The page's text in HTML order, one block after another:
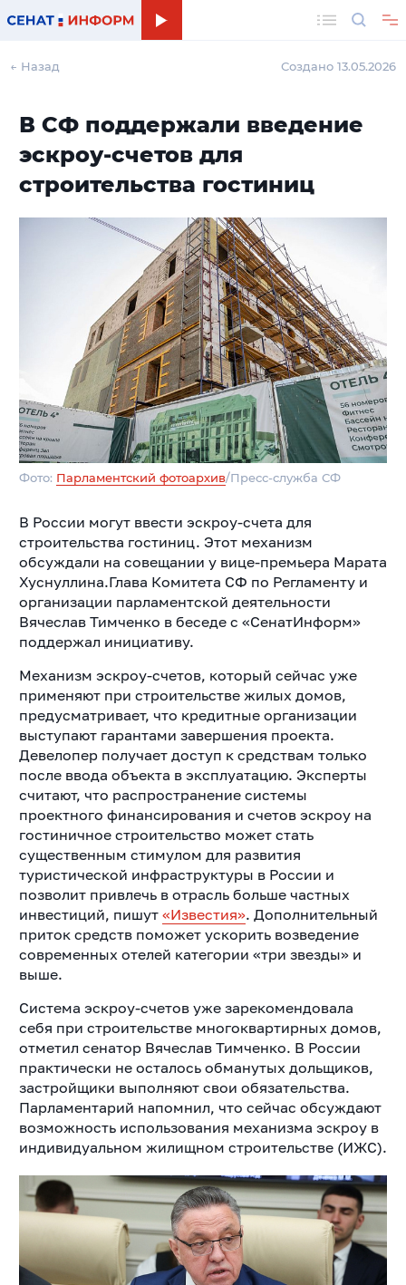
← Назад Создано 13.05.2026
В СФ поддержали введение
эскроу-счетов для
строительства гостиниц
Фото: Парламентский фотоархив/Пресс-служба СФ
В России могут ввести эскроу-счета для
строительства гостиниц. Этот механизм
обсуждали на совещании у вице-премьера Марата
Хуснуллина.Глава Комитета СФ по Регламенту и
организации парламентской деятельности
Вячеслав Тимченко в беседе с «СенатИнформ»
поддержал инициативу.
Механизм эскроу-счетов, который сейчас уже
применяют при строительстве жилых домов,
предусматривает, что кредитные организации
выступают гарантами завершения проекта.
Девелопер получает доступ к средствам только
после ввода объекта в эксплуатацию. Эксперты
считают, что распространение системы
проектного финансирования и счетов эскроу на
гостиничное строительство может стать
существенным стимулом для развития
туристической инфраструктуры в России и
позволит привлечь в отрасль больше частных
инвестиций, пишут «Известия». Дополнительный
приток средств поможет ускорить возведение
современных отелей категории «три звезды» и
выше.
Система эскроу-счетов уже зарекомендовала
себя при строительстве многоквартирных домов,
отметил сенатор Вячеслав Тимченко. В России
практически не осталось обманутых дольщиков,
застройщики выполняют свои обязательства.
Парламентарий напомнил, что сейчас обсуждают
возможность использования механизма эскроу в
индивидуальном жилищном строительстве (ИЖС).